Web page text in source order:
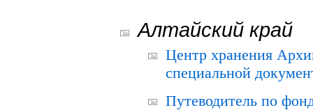
Алтайский край
Центр хранения
специальной
Путеводитель по